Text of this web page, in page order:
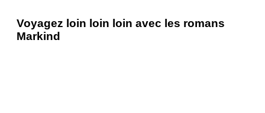
Voyagez loin loin loin avec les romans
Markind